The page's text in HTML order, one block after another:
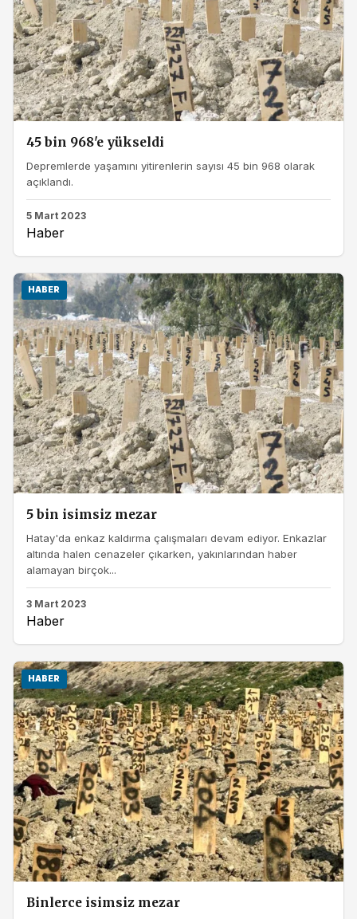
45 bin 968'e yükseldi
Depremlerde yaşamını yitirenlerin sayısı 45 bin 968 olarak
açıklandı.
5 Mart 2023
Haber
HABER
5 bin isimsiz mezar
Hatay'da enkaz kaldırma çalışmaları devam ediyor. Enkazlar
altında halen cenazeler çıkarken, yakınlarından haber
alamayan birçok...
3 Mart 2023
Haber
HABER
Binlerce isimsiz mezar